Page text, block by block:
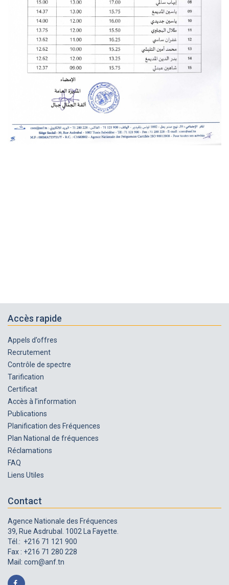
Accès rapide
Appels d’offres
Recrutement
Contrôle de spectre
Tarification
Certificat
Accès à l’information
Publications
Planification des Fréquences
Plan National de fréquences
Réclamations
FAQ
Liens Utiles
Contact
Agence Nationale des Fréquences
39, Rue Asdrubal. 1002 La Fayette.
Tél.: +216 71 121 900
Fax : +216 71 280 228
Mail: com@anf.tn